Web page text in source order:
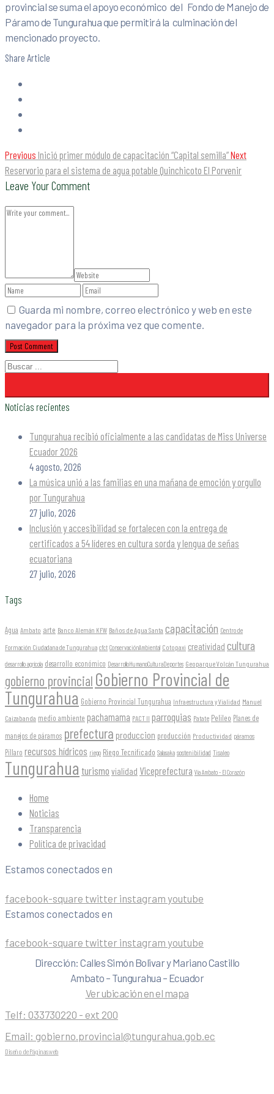
provincial se suma el apoyo económico del Fondo de Manejo de
Páramo de Tungurahua que permitirá la culminación del
mencionado proyecto.
Share Article
Previous Inició primer módulo de capacitación “Capital semilla”Next
Reservorio para el sistema de agua potable Quinchicoto El Porvenir
Leave Your Comment
Guarda mi nombre, correo electrónico y web en este
navegador para la próxima vez que comente.
Noticias recientes
Tungurahua recibió oficialmente a las candidatas de Miss Universe
Ecuador 2026
4 agosto, 2026
La música unió a las familias en una mañana de emoción y orgullo
por Tungurahua
27 julio, 2026
Inclusión y accesibilidad se fortalecen con la entrega de
certificados a 54 líderes en cultura sorda y lengua de señas
ecuatoriana
27 julio, 2026
Tags
Agua Ambato arte Banco Alemán KFW Baños de Agua Santa capacitación Centro de
Formación Ciudadana de Tungurahua cfct ConservaciónAmbiental Cotopaxi creatividad cultura
desarrollo agrícola desarrollo económico DesarrolloHumanoCulturaDeportes Geoparque Volcán Tungurahua
gobierno provincial Gobierno Provincial de
Tungurahua Gobierno Provincial Tungurahua Infraestructura y Vialidad Manuel
Caizabanda medio ambiente pachamama PACT II parroquias Patate Pelileo Planes de
manejos de páramos prefectura produccion producción Productividad páramos
Píllaro recursos hídricos riego Riego Tecnificado Salasaka sostenibilidad Tisaleo
Tungurahua turismo vialidad Viceprefectura Vía Ambato - El Corazón
Home
Noticias
Transparencia
Política de privacidad
Estamos conectados en
facebook-square twitter instagram youtube
Estamos conectados en
facebook-square twitter instagram youtube
Dirección: Calles Simón Bolivar y Mariano Castillo
Ambato – Tungurahua – Ecuador
Ver ubicación en el mapa
Telf: 033730220 - ext 200
Email: gobierno.provincial@tungurahua.gob.ec
Diseño de Páginas web